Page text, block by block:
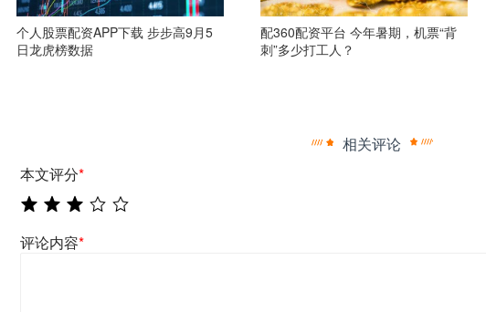
个人股票配资APP下载 步步高9月5
日龙虎榜数据
配360配资平台 今年暑期，机票“背
刺”多少打工人？
相关评论
本文评分*
评论内容*